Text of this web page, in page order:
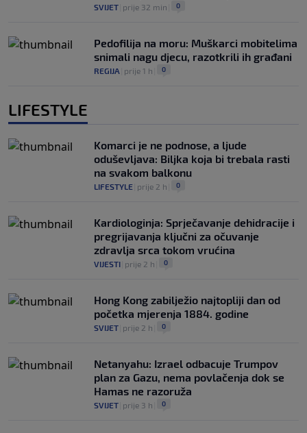
SVIJET prije 32 min 0
Pedofilija na moru: Muškarci mobitelima
snimali nagu djecu, razotkrili ih građani
REGIJA prije 1 h 0
LIFESTYLE
Komarci je ne podnose, a ljude
oduševljava: Biljka koja bi trebala rasti
na svakom balkonu
LIFESTYLE prije 2 h 0
Kardiologinja: Sprječavanje dehidracije i
pregrijavanja ključni za očuvanje
zdravlja srca tokom vrućina
VIJESTI prije 2 h 0
Hong Kong zabilježio najtopliji dan od
početka mjerenja 1884. godine
SVIJET prije 2 h 0
Netanyahu: Izrael odbacuje Trumpov
plan za Gazu, nema povlačenja dok se
Hamas ne razoruža
SVIJET prije 3 h 0